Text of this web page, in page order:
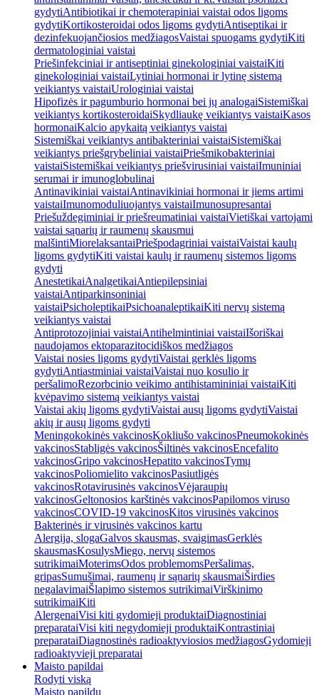
gydytiAntibiotikai ir chemoterapiniai vaistai odos ligoms
gydytiKortikosteroidai odos ligoms gydytiAntiseptikai ir
dezinfekuojančiosios medžiagosVaistai spuogams gydytiKiti
dermatologiniai vaistai
Priešinfekciniai ir antiseptiniai ginekologiniai vaistaiKiti
ginekologiniai vaistaiLytiniai hormonai ir lytinę sistemą
veikiantys vaistaiUrologiniai vaistai
Hipofizės ir pagumburio hormonai bei jų analogaiSistemiškai
veikiantys kortikosteroidaiSkydliaukę veikiantys vaistaiKasos
hormonaiKalcio apykaitą veikiantys vaistai
Sistemiškai veikiantys antibakteriniai vaistaiSistemiškai
veikiantys priešgrybeliniai vaistaiPriešmikobakteriniai
vaistaiSistemiškai veikiantys priešvirusiniai vaistaiImuniniai
serumai ir imunoglobulinai
Antinavikiniai vaistaiAntinavikiniai hormonai ir jiems artimi
vaistaiImunomoduliuojantys vaistaiImunosupresantai
Priešuždegiminiai ir priešreumatiniai vaistaiVietiškai vartojami
vaistai sąnarių ir raumenų skausmui
malšintiMiorelaksantaiPriešpodagriniai vaistaiVaistai kaulų
ligoms gydytiKiti vaistai kaulų ir raumenų sistemos ligoms
gydyti
AnestetikaiAnalgetikaiAntiepilepsiniai
vaistaiAntiparkinsoniniai
vaistaiPsicholeptikaiPsichoanaleptikaiKiti nervų sistemą
veikiantys vaistai
Antiprotozojiniai vaistaiAntihelmintiniai vaistaiIšoriškai
naudojamos ektoparazitocidiškos medžiagos
Vaistai nosies ligoms gydytiVaistai gerklės ligoms
gydytiAntiastminiai vaistaiVaistai nuo kosulio ir
peršalimoRezorbcinio veikimo antihistamininiai vaistaiKiti
kvėpavimo sistemą veikiantys vaistai
Vaistai akių ligoms gydytiVaistai ausų ligoms gydytiVaistai
akių ir ausų ligoms gydyti
Meningokokinės vakcinosKokliušo vakcinosPneumokokinės
vakcinosStabligės vakcinosŠiltinės vakcinosEncefalito
vakcinosGripo vakcinosHepatito vakcinosTymų
vakcinosPoliomielito vakcinosPasiutligės
vakcinosRotavirusinės vakcinosVėjaraupių
vakcinosGeltonosios karštinės vakcinosPapilomos viruso
vakcinosCOVID-19 vakcinosKitos virusinės vakcinos
Bakterinės ir virusinės vakcinos kartu
Alergija, slogaGalvos skausmas, svaigimasGerklės
skausmasKosulysMiego, nervų sistemos
sutrikimaiMoterimsOdos problemomsPeršalimas,
gripasSumušimai, raumenų ir sąnarių skausmaiŠirdies
negalavimaiŠlapimo sistemos sutrikimaiVirškinimo
sutrikimaiKiti
AlergenaiVisi kiti gydomieji produktaiDiagnostiniai
preparataiVisi kiti negydomieji produktaiKontrastiniai
preparataiDiagnostinės radioaktyviosios medžiagosGydomieji
radioaktyvieji preparatai
Maisto papildai
Rodyti viską
Maisto papildų